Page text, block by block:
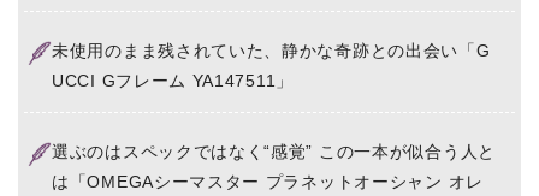
未使用のまま残されていた、静かな奇跡との出会い「G
UCCI Gフレーム YA147511」
選ぶのはスペックではなく“感覚” この一本が似合う人と
は「OMEGAシーマスター プラネットオーシャン オレ